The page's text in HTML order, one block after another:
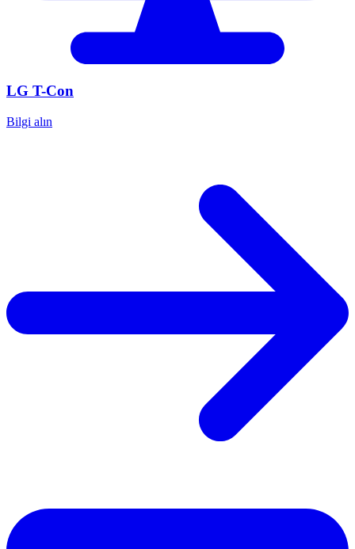
LG T-Con
Bilgi alın